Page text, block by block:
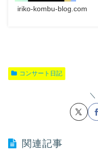
iriko-kombu-blog.com
コンサート日記
関連記事